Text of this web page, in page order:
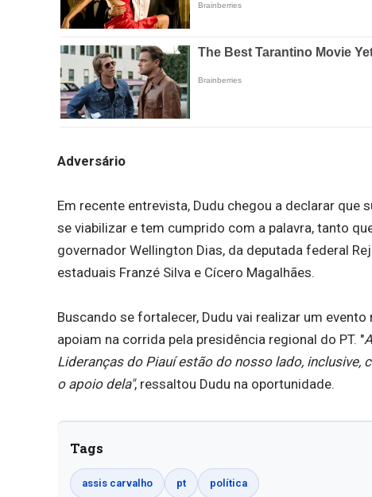
Adversário
Em recente entrevista, Dudu chegou a declarar que
se viabilizar e tem cumprido com a palavra, tanto
governador Wellington Dias, da deputada federal
estaduais Franzé Silva e Cícero Magalhães.
Buscando se fortalecer, Dudu vai realizar um
apoiam na corrida pela presidência regional do PT. "
Lideranças do Piauí estão do nosso lado, inclusive,
o apoio dela", ressaltou Dudu na oportunidade.
Tags
assis carvalho pt política